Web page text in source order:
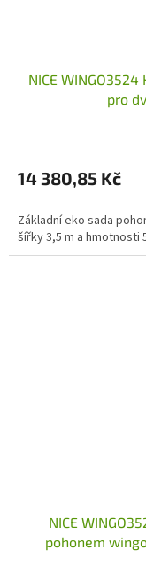
NICE
pro
14 380,85 Kč
Základní eko sada
šířky 3,5 m a hmotnosti
NICE
pohonem